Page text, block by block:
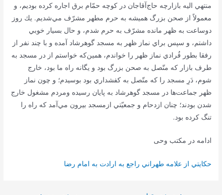
منتهي اليه بازارچه حاج‌آقا‌جان در كوچه حمّام برق اجاره كرده بوديم، و
معمولاً از صحن بزرگ هميشه به حرم مطهر مشرّف مي‌شديم. يك روز
دوساعت به ظهر مانده مشرّف به حرم شدم، و حال بسيار خوبي
داشتم، و سپس براي نماز ظهر به مسجد گوهرشاد آمده و با چند نفر از
رفقا بطور فُرادي نماز ظهر را خواندم، همين‌كه خواستم از در مسجد به
طرف بازار كه متّصل به صحن بزرگ بود و يگانه راه ما بود، خارج
شوم، دَرِ مسجد را كه متّصل به كفشداري بود بوسيدم؛ و چون نماز
ظهر جماعت‌ها در مسجد گوهرشاد به پايان رسيده ومردم مشغول خارج
شدن بودند؛ چنان ازدحام و جمعيّتي ازمسجد بيرون مي‌آمد كه راه را
تنگ كرده بود.
ادامه در مکتب وحی
حكايتي از علامه طهراني راجع به ارادت به امام رضا